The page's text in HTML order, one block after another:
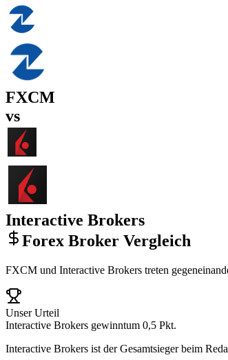
FXCM
vs
Interactive Brokers
Forex Broker Vergleich
FXCM und Interactive Brokers treten
Unser Urteil
Interactive Brokers gewinntum 0,5 Pkt.
Interactive Brokers ist der Gesamtsieger beim